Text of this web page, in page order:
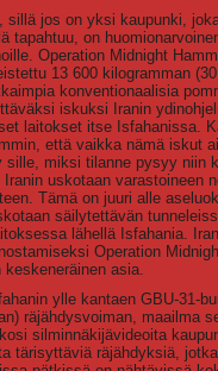
sillä jos on yksi kaupunki,
tapahtuu, on
Operation Midnight
13 600 kilogramman
konventionaalisia
iskuksi Iranin
laitokset itse Isfahanissa.
että vaikka nämä iskut
sille, miksi tilanne pysyy niin
uskotaan varastoineen
Tämä on juuri alle
säilytettävän
lähellä Isfahania.
Operation
asia.
ylle kantaen GBU-31-
räjähdysvoiman, maailma
silminnäkijävideoita
tärisyttäviä räjähdyksiä,